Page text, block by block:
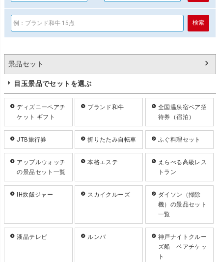
景品セット
目玉景品でセットを選ぶ
ディズニーペアチ
ケット ギフト
ブランド和牛
全国温泉宿ペア招
待券（宿泊）
JTB旅行券 折りたたみ自転車 ふぐ料理セット
アップルウォッチ
の景品セット一覧
本格エステ
えらべる高級レス
トラン
IH炊飯ジャー スカイクルーズ
ダイソン（掃除
機）の景品セット
一覧
液晶テレビ ルンバ
神戸ナイトクルー
ズ船 ペアチケッ
ト